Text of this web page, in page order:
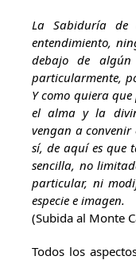
La Sabiduría
entendimiento,
debajo de
particularmente,
Y como quiera
el alma y la
vengan a convenir
sí, de aquí es que
sencilla, no
particular, ni
especie e imagen.
(Subida al Monte
Todos los